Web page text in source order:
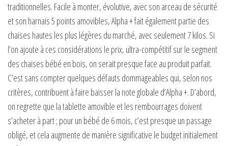
traditionnelles. Facile à monter, évolutive, avec son arceau de sécurité
et son harnais 5 points amovibles, Alpha + fait également partie des
chaises hautes les plus légères du marché, avec seulement 7 kilos. Si
l’on ajoute à ces considérations le prix, ultra-compétitif sur le segment
des chaises bébé en bois, on serait presque face au produit parfait.
C’est sans compter quelques défauts dommageables qui, selon nos
critères, contribuent à faire baisser la note globale d’Alpha +. D’abord,
on regrette que la tablette amovible et les rembourrages doivent
s’acheter à part ; pour un bébé de 6 mois, c’est presque un passage
obligé, et cela augmente de manière significative le budget initialement